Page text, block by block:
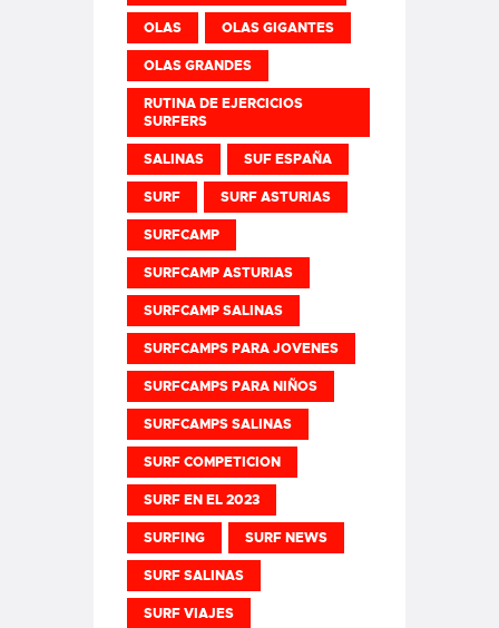
OLAS OLAS GIGANTES
OLAS GRANDES
RUTINA DE EJERCICIOS
SURFERS
SALINAS SUF ESPAÑA
SURF SURF ASTURIAS
SURFCAMP
SURFCAMP ASTURIAS
SURFCAMP SALINAS
SURFCAMPS PARA JOVENES
SURFCAMPS PARA NIÑOS
SURFCAMPS SALINAS
SURF COMPETICION
SURF EN EL 2023
SURFING SURF NEWS
SURF SALINAS
SURF VIAJES